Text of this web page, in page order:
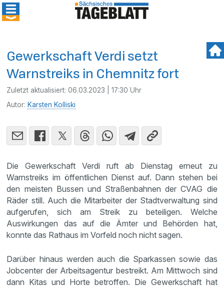
Gewerkschaft Verdi setzt
Warnstreiks in Chemnitz fort
Zuletzt aktualisiert:06.03.2023 | 17:30 Uhr
Autor: Karsten Kolliski
Die Gewerkschaft Verdi ruft ab Dienstag erneut zu
Warnstreiks im öffentlichen Dienst auf. Dann stehen bei
den meisten Bussen und Straßenbahnen der CVAG die
Räder still. Auch die Mitarbeiter der Stadtverwaltung sind
aufgerufen, sich am Streik zu beteiligen. Welche
Auswirkungen das auf die Ämter und Behörden hat,
konnte das Rathaus im Vorfeld noch nicht sagen.
Darüber hinaus werden auch die Sparkassen sowie das
Jobcenter der Arbeitsagentur bestreikt. Am Mittwoch sind
dann Kitas und Horte betroffen. Die Gewerkschaft hat